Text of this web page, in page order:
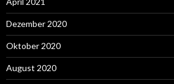
Dezember 2020
Oktober 2020
August 2020